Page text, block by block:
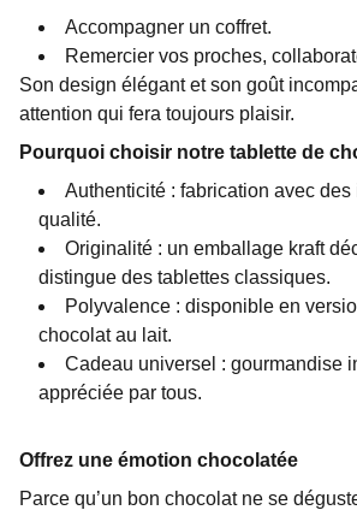
Accompagner un coffret.
Remercier vos proches,
Son design élégant et son goût
attention qui fera toujours plaisir.
Pourquoi choisir notre tablette de
Authenticité : fabrication avec
qualité.
Originalité : un emballage kraft
distingue des tablettes classiques.
Polyvalence : disponible en
chocolat au lait.
Cadeau universel : gourmandise
appréciée par tous.
Offrez une émotion chocolatée
Parce qu’un bon chocolat ne se